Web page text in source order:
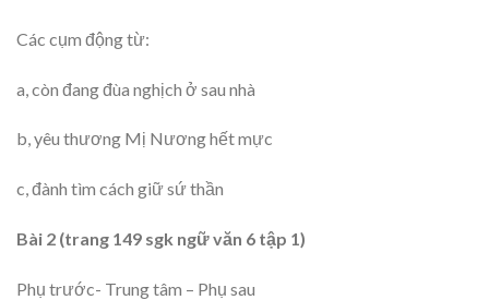
Các cụm động từ:
a, còn đang đùa nghịch ở sau nhà
b, yêu thương Mị Nương hết mực
c, đành tìm cách giữ sứ thần
Bài 2 (trang 149 sgk ngữ văn 6 tập 1)
Phụ trước- Trung tâm – Phụ sau